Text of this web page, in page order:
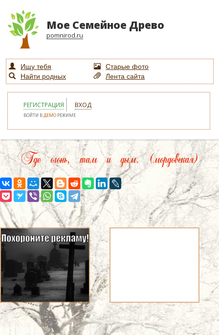
Мое Семейное Древо
pomnirod.ru
Ищу тебя
Старые фото
Найти родных
Лента сайта
РЕГИСТРАЦИЯ ВХОД
ВОЙТИ ВДЕМО РЕЖИМЕ
Где огонь, там и дым. (мордовская)